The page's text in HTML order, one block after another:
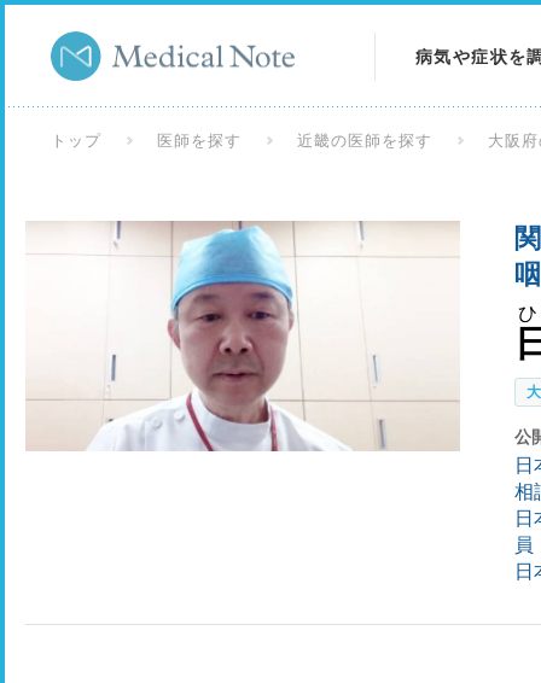
病気や症状を
検査を調べる
トップ 医師を探す 近畿の医師を探す 大阪
公
日
相
日
員
日